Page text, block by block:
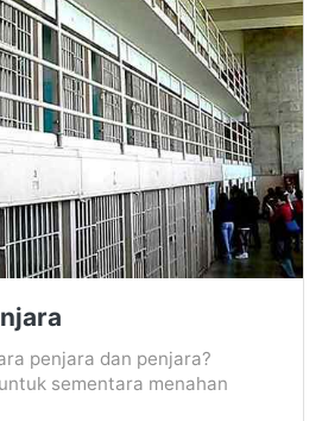
penjara dan penjara?
sementara menahan